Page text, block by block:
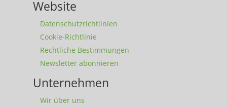
Website
Datenschutzrichtlinien
Cookie-Richtlinie
Rechtliche Bestimmungen
Newsletter abonnieren
Unternehmen
Wir über uns